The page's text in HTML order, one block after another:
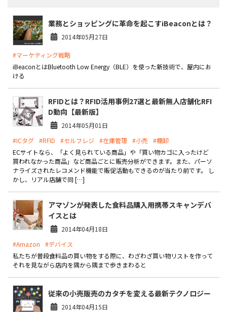
外部サービス連携
インフラ環境・サポート
費用
製品
特長
ショッピングモール型 EC
通販受注対応
ECと通販の連動を可能に
EC運用支援
継続的に結果を出し続けるECサイトへ
スクラッチ開発
ライセンス契約
導入事例
業務とショッピングに革命を起こすiBeaconとは？
2014年05月27日
#マーケティング戦略
iBeaconとはBluetooth Low Energy（BLE）を使った新技術で、屋内にお
ける
RFIDとは？RFID活用事例27選と最新無人店舗化RFI
D動向【最新版】
2014年05月01日
#ICタグ #RFID #セルフレジ #在庫管理 #小売
#棚卸
ECサイトなら、「よく見られている商品」や「買い物カゴに入ったけど
買われなかった商品」など商品ごとに販売分析ができます。また、パーソ
ナライズされたレコメンド機能で販促活動もできるのが当たり前です。 し
かし、リアル店舗で同 […]
アマゾンが発表した食料品購入用携帯スキャンデバ
イスとは
2014年04月18日
#Amazon
#デバイス
私たちが普段食料品の買い物をする際に、わざわざ買い物リストを作って
それを見ながら店内を隅から隅まで歩きまわると
従来の小売販売のカタチを変える最新テクノロジー
2014年04月15日